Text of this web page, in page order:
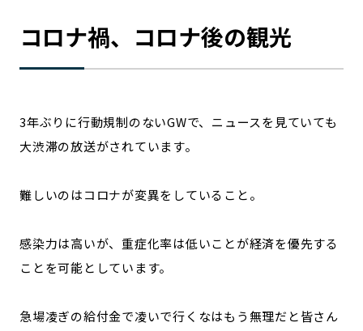
コロナ禍、コロナ後の観光
3年ぶりに行動規制のないGWで、ニュースを見ていても
大渋滞の放送がされています。
難しいのはコロナが変異をしていること。
感染力は高いが、重症化率は低いことが経済を優先する
ことを可能としています。
急場凌ぎの給付金で凌いで行くなはもう無理だと皆さん